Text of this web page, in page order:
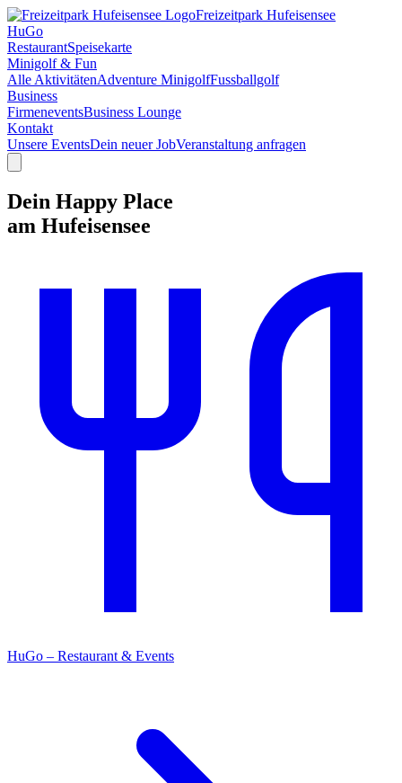
Freizeitpark Hufeisensee
HuGo
RestaurantSpeisekarte
Minigolf & Fun
Alle AktivitätenAdventure MinigolfFussballgolf
Business
FirmeneventsBusiness Lounge
Kontakt
Unsere EventsDein neuer JobVeranstaltung anfragen
Dein Happy Place
am Hufeisensee
HuGo – Restaurant & Events